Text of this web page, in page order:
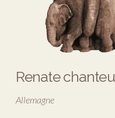
Renate
Allemagne